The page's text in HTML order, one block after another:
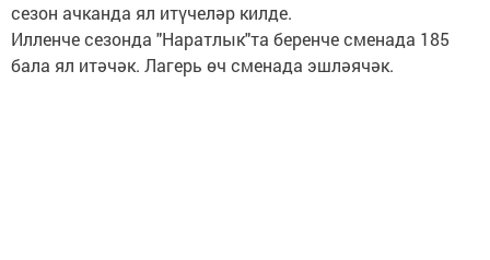
сезон ачканда ял итүчеләр килде.
Илленче сезонда "Наратлык"та беренче сменада 185
бала ял итәчәк. Лагерь өч сменада эшләячәк.